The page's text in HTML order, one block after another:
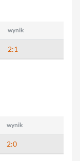
wynik
2:1
wynik
2:0